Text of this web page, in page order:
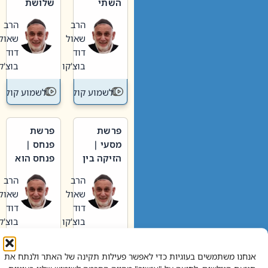
אנחנו משתמשים בעוגיות כדי לאפשר פעילות תקינה של האתר ולנתח את
וערב של
חיינו
הרב
שאול
דוד
בוצ'קו
לשמוע קול תורה – מדרש
האבות
הרב
שאול
דוד
בוצ'קו
לשמוע קול
פרשת
מסעי |
הזיקה בין
הגדול לעם הרב
שאול
דוד
בוצ'קו
לשמוע קול תורה – מדרש
פרשת
פנחס |
פנחס הוא
אליהו: בין
קנאות
הורסת
לקנאות
בונה
הרב
שאול
דוד
בוצ'קו
לשמוע קול